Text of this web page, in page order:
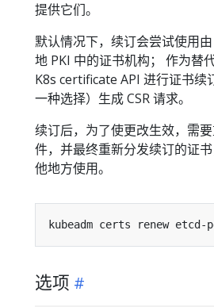
提供它们。
默认情况下，续订会尝试使用
地 PKI 中的证书机构； 作为替
K8s certificate API 进行证书续
一种选择）生成 CSR 请求。
续订后，为了使更改生效，需
件，并最终重新分发续订的证
他地方使用。
kubeadm certs renew etcd-
选项